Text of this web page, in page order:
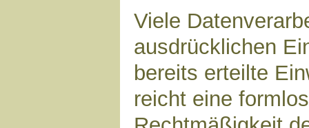
Viele
ausdrücklichen
bereits erteilte
reicht eine